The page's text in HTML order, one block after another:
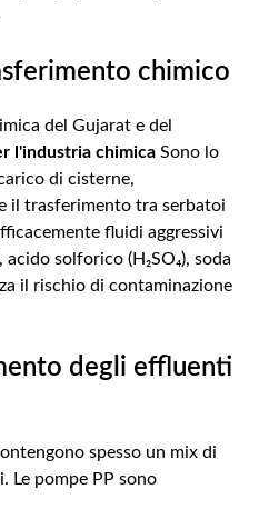
chimico
del Gujarat e del
l'industria chimica Sono lo
di cisterne,
il trasferimento tra serbatoi
fluidi aggressivi
solforico (H₂SO₄), soda
il rischio di contaminazione
degli effluenti
spesso un mix di
Le pompe PP sono